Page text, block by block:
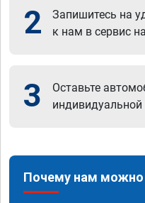
2
Запишитесь на
к нам в сервис
3
Оставьте
индивидуальной
Почему нам можно